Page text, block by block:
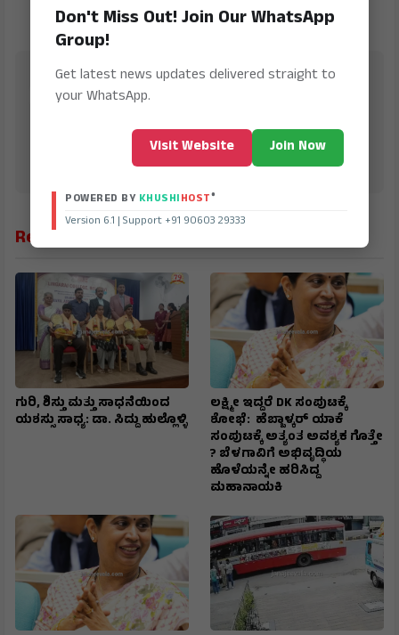
Jana Jeevala
is Digital Online Newspaper, Publishing Platform
Updates including Politics, Business, Crime,
Education, Sports, Science, Current Affairs. Latest
Breaking News From India & Around the World.
Related News
ಗುರಿ, ಶಿಸ್ತು ಮತ್ತು ಸಾಧನೆಯಿಂದ
ಯಶಸ್ಸು ಸಾಧ್ಯ: ಡಾ. ಸಿದ್ದು ಹುಲ್ಲೊಳ್ಳಿ
ಲಕ್ಷ್ಮೀ ಇದ್ದರೆ DK ಸಂಪುಟಕ್ಕೆ
ಶೋಭೆ: ಹೆಬ್ಬಾಳ್ಕರ್ ಯಾಕೆ
ಸಂಪುಟಕ್ಕೆ ಅತ್ಯಂತ ಅವಶ್ಯಕ ಗೊತ್ತೇ
? ಬೆಳಗಾವಿಗೆ ಅಭಿವೃದ್ಧಿಯ
ಹೊಳೆಯನ್ನೇ ಹರಿಸಿದ್ದ
ಮಹಾನಾಯಕಿ
Don't Miss Out! Join Our WhatsApp
Group!
Get latest news updates delivered straight to
your WhatsApp.
Visit Website Join Now
POWERED BY KHUSHIHOST®
Version 6.1 | Support +91 90603 29333